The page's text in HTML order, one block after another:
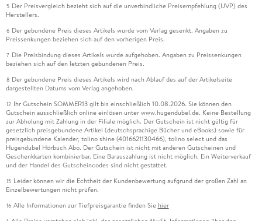
5 Der Preisvergleich bezieht sich auf die unverbindliche Preisempfehlung (UVP) des
Herstellers.
6 Der gebundene Preis dieses Artikels wurde vom Verlag gesenkt. Angaben zu
Preissenkungen beziehen sich auf den vorherigen Preis.
7 Die Preisbindung dieses Artikels wurde aufgehoben. Angaben zu Preissenkungen
beziehen sich auf den letzten gebundenen Preis.
8 Der gebundene Preis dieses Artikels wird nach Ablauf des auf der Artikelseite
dargestellten Datums vom Verlag angehoben.
12 Ihr Gutschein SOMMER13 gilt bis einschließlich 10.08.2026. Sie können den
Gutschein ausschließlich online einlösen unter www.hugendubel.de. Keine Bestellung
zur Abholung mit Zahlung in der Filiale möglich. Der Gutschein ist nicht gültig für
gesetzlich preisgebundene Artikel (deutschsprachige Bücher und eBooks) sowie für
preisgebundene Kalender, tolino shine (4016621130466), tolino select und das
Hugendubel Hörbuch Abo. Der Gutschein ist nicht mit anderen Gutscheinen und
Geschenkkarten kombinierbar. Eine Barauszahlung ist nicht möglich. Ein Weiterverkauf
und der Handel des Gutscheincodes sind nicht gestattet.
15 Leider können wir die Echtheit der Kundenbewertung aufgrund der großen Zahl an
Einzelbewertungen nicht prüfen.
16 Alle Informationen zur Tiefpreisgarantie finden Sie hier